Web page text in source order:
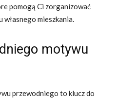
pomogą Ci zorganizować
mieszkania.
motywu
przewodniego to klucz do